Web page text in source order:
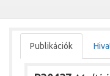
Publikációk